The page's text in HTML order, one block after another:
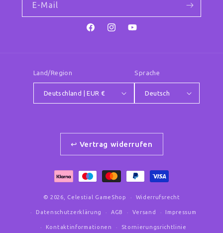
E-Mail
FacebookInstagramYouTube
Land/Region
Deutschland | EUR €
Sprache
Deutsch
↩ Vertrag widerrufen
Zahlungsmethoden
© 2026, Celestial GameShop Widerrufsrecht
Datenschutzerklärung AGB Versand Impressum
Kontaktinformationen Stornierungsrichtlinie